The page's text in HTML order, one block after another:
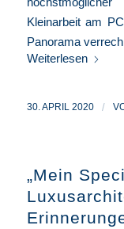
Kleinarbeit am
Panorama
Weiterlesen
30. APRIL 2020 /
„Mein